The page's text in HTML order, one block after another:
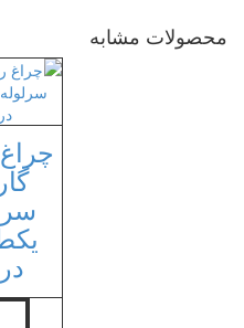
محصولات مشابه